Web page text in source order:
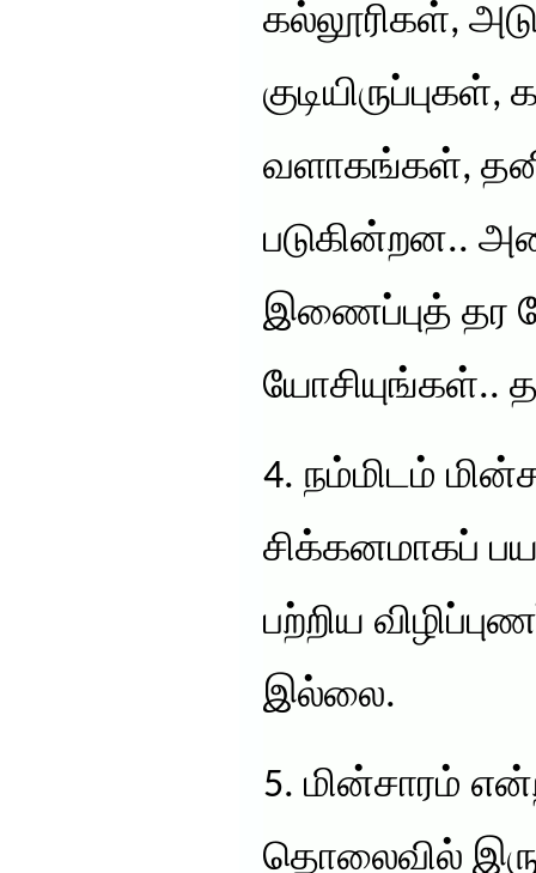
கல்லூரிகள்,
வளாகங்கள்,
படுகின்றன..
இணைப்புத் தர
யோசியுங்கள்..
4. நம்மிடம்
சிக்கனமாகப்
பற்றிய
இல்லை.
5. மின்சாரம்
தொலைவில்